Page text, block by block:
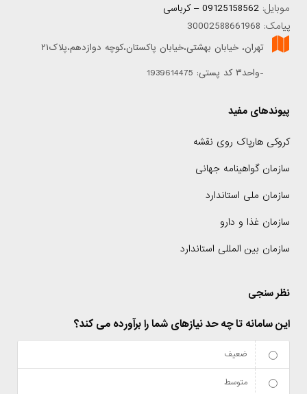
موبایل: 09125158562 – کرباسی
پیامک: 30002588661968
تهران، خیابان بهشتی،خیابان پاکستان،کوچه دوازدهم،پلاک۲۱
-واحد۳ کد پستی: 1939614475
پیوندهای مفید
کروکی هارپاک روی نقشه
سازمان گواهینامه جهانی
سازمان ملی استاندارد
سازمان غذا و دارو
سازمان بین المللی استاندارد
نظر سنجی
این سامانه تا چه حد نیازهای شما را برآورده می کند؟
ضعیف
متوسط